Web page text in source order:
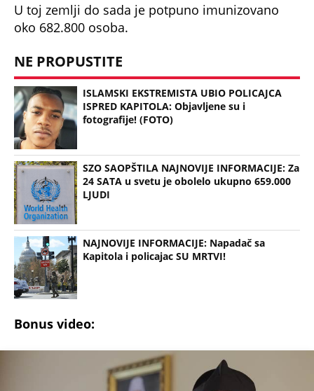
U toj zemlji do sada je potpuno imunizovano
oko 682.800 osoba.
NE PROPUSTITE
ISLAMSKI EKSTREMISTA UBIO POLICAJCA
ISPRED KAPITOLA: Objavljene su i
fotografije! (FOTO)
SZO SAOPŠTILA NAJNOVIJE INFORMACIJE: Za
24 SATA u svetu je obolelo ukupno 659.000
LJUDI
NAJNOVIJE INFORMACIJE: Napadač sa
Kapitola i policajac SU MRTVI!
Bonus video: